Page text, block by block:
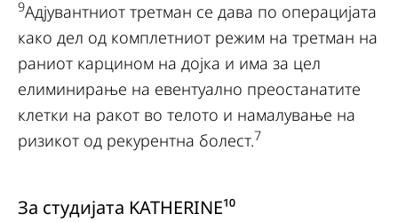
9Адјувантниот третман се дава по операцијата
како дел од комплетниот режим на третман на
раниот карцином на дојка и има за цел
елиминирање на евентуално преостанатите
клетки на ракот во телото и намалување на
ризикот од рекурентна болест.7
За студијата KATHERINE¹⁰